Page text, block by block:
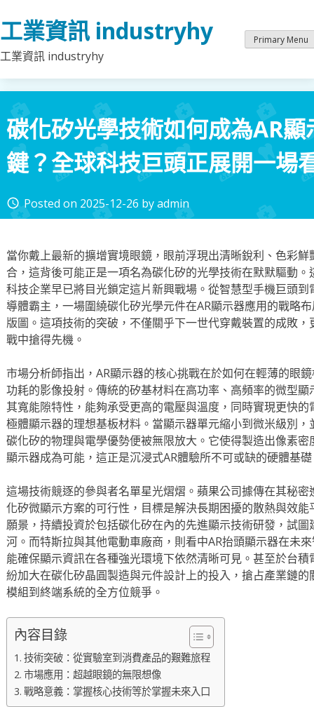
to
content
工業資訊 industryhy
工業資訊 industryhy
Primary Menu
碳化矽光學技術如何成為AR
鍵？全球科技巨頭正展開一場
access_time Posted on 2025-12-26 byadmin
當你戴上最新的擴增實境眼鏡，眼前浮現出清晰銳利、色彩
合，這背後可能正是一項名為碳化矽的光學技術在默默驅動
科技企業早已將目光鎖定這片新興戰場。從智慧型手機巨頭
導體霸主，一場圍繞碳化矽光學元件在AR顯示器應用的戰略
版圖。這項技術的突破，不僅關乎下一世代穿戴裝置的成敗
戰中搶得先機。
市場分析師指出，AR顯示器的核心挑戰在於如何在輕薄的眼
功耗的影像投射。傳統的矽基材料在高功率、高頻率的微型
其寬能隙特性，能夠承受更高的電壓與溫度，同時實現更快
極體顯示器的理想基板材料。當顯示器單元縮小到微米級別
碳化矽的物理與電學優勢便被無限放大。它使得製造出像素
顯示器成為可能，這正是沉浸式AR體驗所不可或缺的硬體基
這場技術競逐的參與者名單星光熠熠。蘋果公司據傳在其秘
化矽微顯示方案的可行性，目標是解決長期困擾的散熱與效
願景，持續投資於包括碳化矽在內的先進顯示技術研發，試
河。而特斯拉與其他電動車廠商，則看中AR抬頭顯示器在未
能確保顯示資訊在各種強光環境下依然清晰可見。甚至於台
紛加大在碳化矽晶圓製造與元件設計上的投入，搶占產業鏈
模組到終端系統的全方位競爭。
內容目錄
技術突破：從實驗室到消費產品的艱難旅程
市場應用：超越眼鏡的無限想像
戰略意義：掌握核心技術等於掌握未來入口